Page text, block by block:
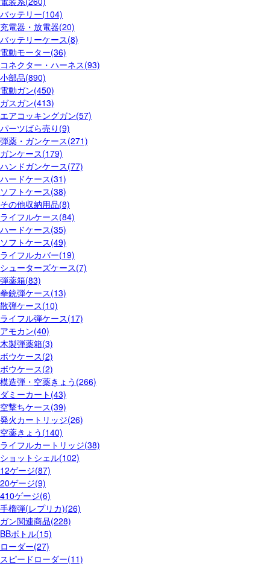
バッテリー(104)
充電器・放電器(20)
バッテリーケース(8)
電動モーター(36)
コネクター・ハーネス(93)
小部品(890)
電動ガン(450)
ガスガン(413)
エアコッキングガン(57)
パーツばら売り(9)
弾薬・ガンケース(271)
ガンケース(179)
ハンドガンケース(77)
ハードケース(31)
ソフトケース(38)
その他収納用品(8)
ライフルケース(84)
ハードケース(35)
ソフトケース(49)
ライフルカバー(19)
シューターズケース(7)
弾薬箱(83)
拳銃弾ケース(13)
散弾ケース(10)
ライフル弾ケース(17)
アモカン(40)
木製弾薬箱(3)
ボウケース(2)
ボウケース(2)
模造弾・空薬きょう(266)
ダミーカート(43)
空撃ちケース(39)
発火カートリッジ(26)
空薬きょう(140)
ライフルカートリッジ(38)
ショットシェル(102)
12ゲージ(87)
20ゲージ(9)
410ゲージ(6)
手榴弾(レプリカ)(26)
ガン関連商品(228)
BBボトル(15)
ローダー(27)
スピードローダー(11)